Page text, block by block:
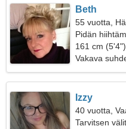
Beth
55 vuotta,
Pidän
161 cm
Vakava
Izzy
40 vuotta,
Tarvitsen